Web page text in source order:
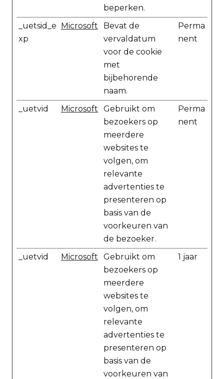
beperken.
_uetsid_e
xp
Microsoft
Bevat de
vervaldatum
voor de cookie
met
bijbehorende
naam.
Perma
nent
_uetvid Microsoft
Gebruikt om
bezoekers op
meerdere
websites te
volgen, om
relevante
advertenties te
presenteren op
basis van de
voorkeuren van
de bezoeker.
Perma
nent
_uetvid Microsoft
Gebruikt om
bezoekers op
meerdere
websites te
volgen, om
relevante
advertenties te
presenteren op
basis van de
voorkeuren van
1 jaar